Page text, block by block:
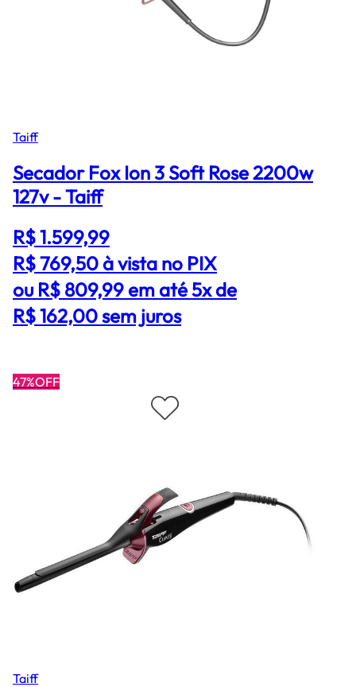
Taiff
Secador Fox Ion 3 Soft Rose 2200w
127v - Taiff
R$ 1.599,99
R$ 769,50à vista no PIX
ou R$ 809,99 em até 5x de
R$ 162,00 sem juros
47%OFF
Taiff